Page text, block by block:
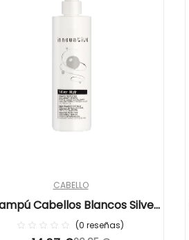
CABELLO
Cabellos Blancos Silver
Hair Rueber
0 reseñas